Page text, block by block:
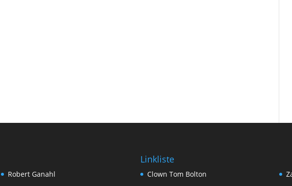
Robert Ganahl
Linkliste
Clown Tom Bolton